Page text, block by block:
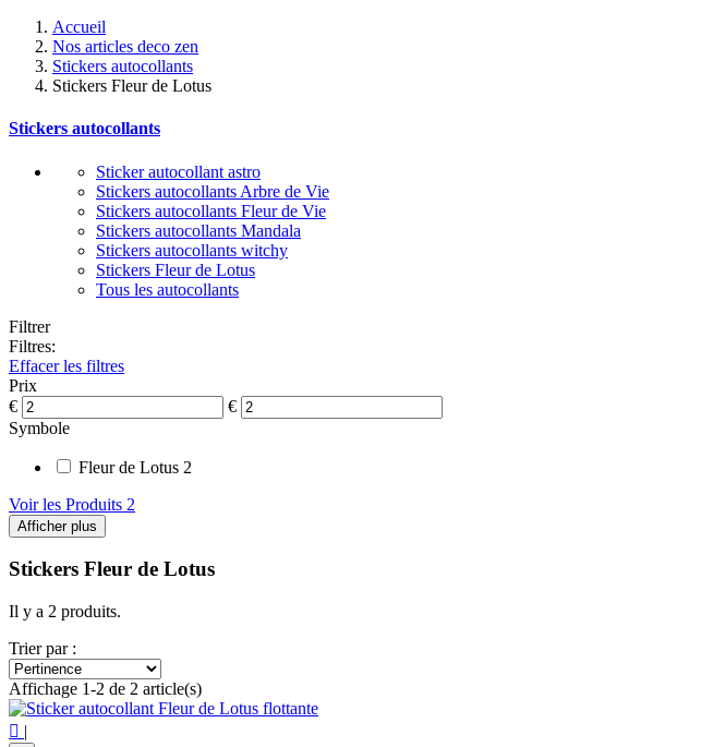
Accueil
Nos articles deco zen
Stickers autocollants
Stickers Fleur de Lotus
Stickers autocollants
Sticker autocollant astro
Stickers autocollants Arbre de Vie
Stickers autocollants Fleur de Vie
Stickers autocollants Mandala
Stickers autocollants witchy
Stickers Fleur de Lotus
Tous les autocollants
Filtrer
Filtres:
Effacer les filtres
Prix
€
€
Symbole
Fleur de Lotus 2
Voir les Produits 2
Afficher plus
Stickers Fleur de Lotus
Il y a 2 produits.
Trier par :
Affichage 1-2 de 2 article(s)
 |